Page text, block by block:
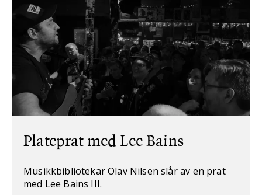
Plateprat med Lee Bains
Musikkbibliotekar Olav Nilsen slår av en prat
med Lee Bains III.